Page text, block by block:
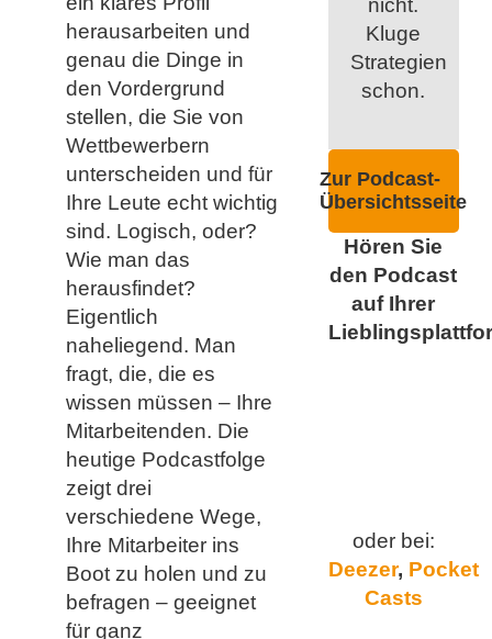
herausarbeiten und
genau die Dinge in
den Vordergrund
stellen, die Sie von
Wettbewerbern
unterscheiden und für
Ihre Leute echt wichtig
sind. Logisch, oder?
Wie man das
herausfindet?
Eigentlich
naheliegend. Man
fragt, die, die es
wissen müssen – Ihre
Mitarbeitenden. Die
heutige Podcastfolge
zeigt drei
verschiedene Wege,
Ihre Mitarbeiter ins
Boot zu holen und zu
befragen – geeignet
für ganz
nicht.
Kluge
Strategien
schon.
Zur Podcast-
Übersichtsseite
Hören Sie
den Podcast
auf Ihrer
oder bei:
Deezer, Pocket
Casts